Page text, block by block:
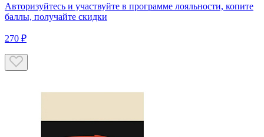
Авторизуйтесь и участвуйте в программе лояльности, копите
баллы, получайте скидки
270 ₽